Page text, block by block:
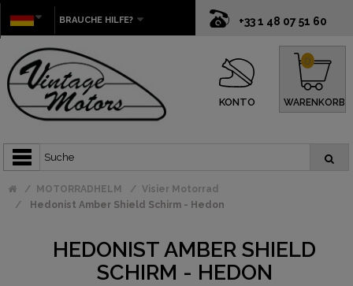
+33 1 48 07 51 60
BRAUCHE HILFE?
KONTO WARENKORB
0
MOTORRADHELM
Visier Motorrad
Hedonist Amber Shield Schirm - Hedon
HEDONIST AMBER SHIELD
SCHIRM - HEDON